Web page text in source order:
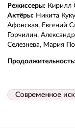
Режиссеры: Кирилл
Актёры: Никита
Афонская, Евгений
Горчилин,
Селезнева, Мария
Продолжительность:
Современное